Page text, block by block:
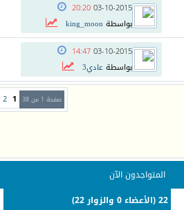
03-10-2015
20:20
بواسطةking_moon
03-10-2015
14:47
بواسطةعادي3
صفحة 1 من 38 1
2
المتواجدون الآن
22 (الأعضاء 0 والزوار 22)